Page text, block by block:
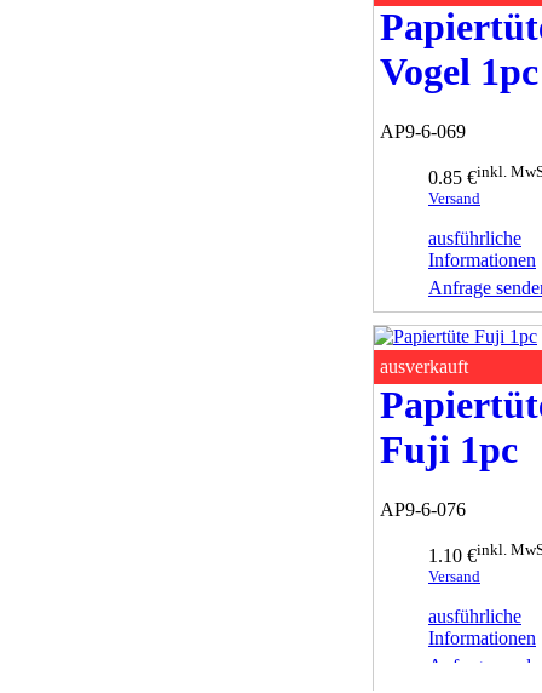
Vogel 1pc
AP9-6-069
0.85 €inkl.
Versand
ausführliche
Informationen
Anfrage
ausverkauft
Fuji 1pc
AP9-6-076
1.10 €inkl.
Versand
ausführliche
Informationen
Anfrage